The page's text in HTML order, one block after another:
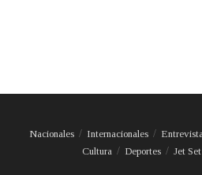
Nacionales Internacionales
Cultura
Deportes Jet Set